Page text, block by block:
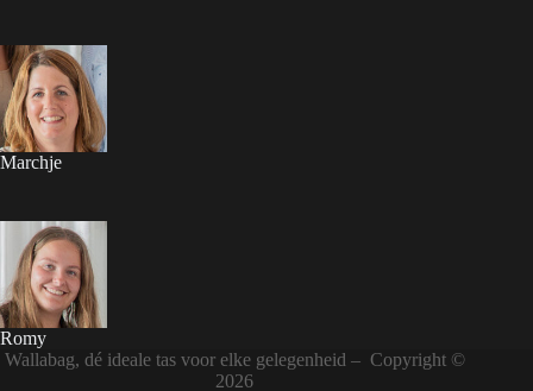
Marchje
Romy
Wallabag, dé ideale tas voor elke gelegenheid – Copyright ©
2026